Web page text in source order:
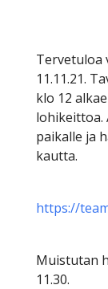
Tervetuloa
11.11.21.
klo 12
lohikeittoa.
paikalle ja
kautta.
https://
Muistutan
11.30.